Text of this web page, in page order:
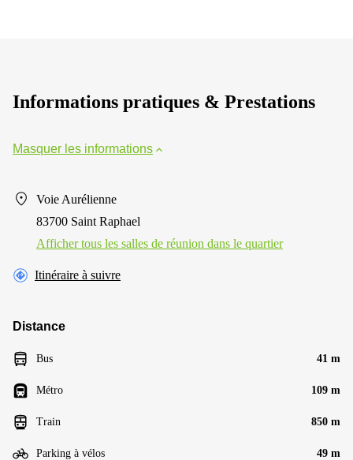
Informations pratiques & Prestations
Masquer les informations
Voie Aurélienne
83700 Saint Raphael
Afficher tous les salles de réunion dans le quartier
Itinéraire à suivre
Distance
Bus 41 m
Métro 109 m
Train 850 m
Parking à vélos 49 m